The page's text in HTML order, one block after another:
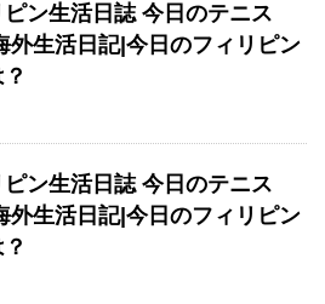
ピン生活日誌 今日のテニス
外生活日記|今日のフィリピン
ピン生活日誌 今日のテニス
外生活日記|今日のフィリピン